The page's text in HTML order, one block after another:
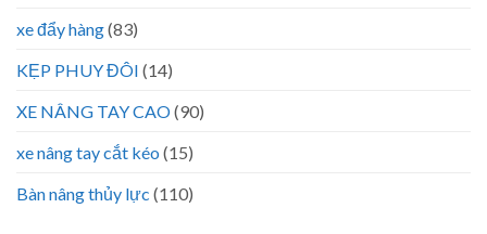
xe đẩy hàng(83)
KẸP PHUY ĐÔI (14)
XE NÂNG TAY CAO(90)
xe nâng tay cắt kéo (15)
Bàn nâng thủy lực (110)